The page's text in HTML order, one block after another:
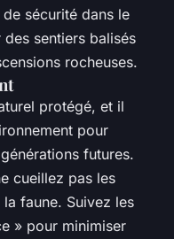
sécurité dans le
sentiers balisés
rocheuses.
protégé, et il
pour
futures.
cueillez pas les
faune. Suivez les
» pour minimiser